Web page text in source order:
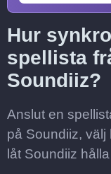
Hur
spellista
Soundiiz?
Anslut en
på Soundiiz,
låt Soundiiz